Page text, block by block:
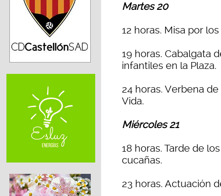
Martes 20
12 horas. Misa por
19 horas. Cabalgata
infantiles en la Plaza.
24 horas. Verbena
Vida.
Miércoles 21
18 horas. Tarde de
cucañas.
23 horas. Actuación